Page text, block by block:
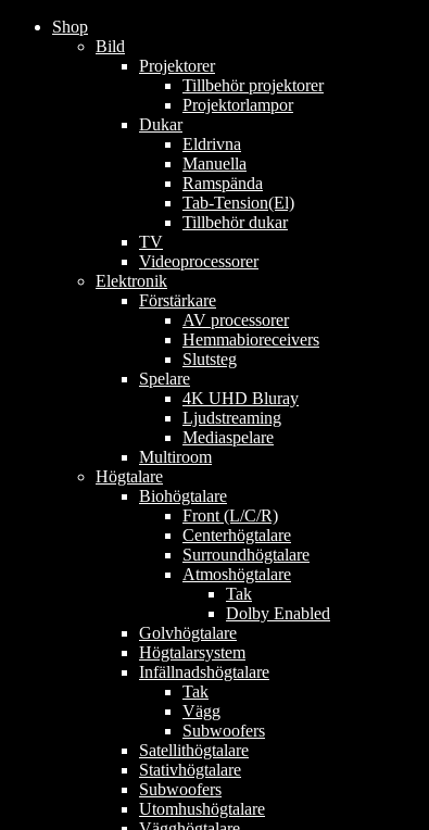
Shop
Bild
Projektorer
Tillbehör projektorer
Projektorlampor
Dukar
Eldrivna
Manuella
Ramspända
Tab-Tension(El)
Tillbehör dukar
TV
Videoprocessorer
Elektronik
Förstärkare
AV processorer
Hemmabioreceivers
Slutsteg
Spelare
4K UHD Bluray
Ljudstreaming
Mediaspelare
Multiroom
Högtalare
Biohögtalare
Front (L/C/R)
Centerhögtalare
Surroundhögtalare
Atmoshögtalare
Tak
Dolby Enabled
Golvhögtalare
Högtalarsystem
Infällnadshögtalare
Tak
Vägg
Subwoofers
Satellithögtalare
Stativhögtalare
Subwoofers
Utomhushögtalare